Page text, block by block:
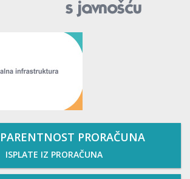
PRORAČUNA
ISPLATE IZ PRORAČUNA